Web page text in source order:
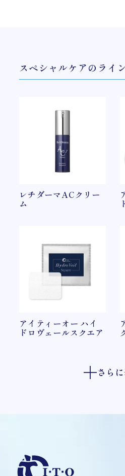
スペシャルケアのライ
レチダーマACクリー
ム
アイティーオー ハイ
ドロヴェールスクエア
さら